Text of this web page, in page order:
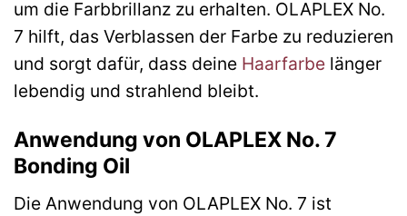
um die Farbbrillanz zu erhalten. OLAPLEX No.
7 hilft, das Verblassen der Farbe zu reduzieren
und sorgt dafür, dass deine Haarfarbe länger
lebendig und strahlend bleibt.
Anwendung von OLAPLEX No. 7
Bonding Oil
Die Anwendung von OLAPLEX No. 7 ist